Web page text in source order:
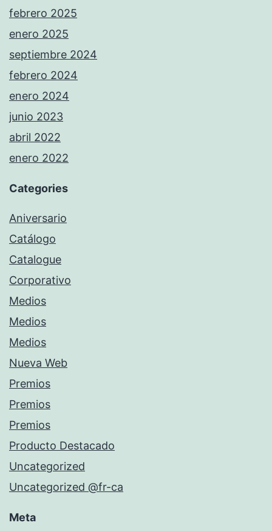
febrero 2025
enero 2025
septiembre 2024
febrero 2024
enero 2024
junio 2023
abril 2022
enero 2022
Categories
Aniversario
Catálogo
Catalogue
Corporativo
Medios
Medios
Medios
Nueva Web
Premios
Premios
Premios
Producto Destacado
Uncategorized
Uncategorized @fr-ca
Meta